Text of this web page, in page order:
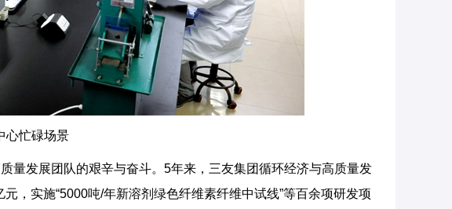
心忙碌场景
量发展团队的艰辛与奋斗。5年来，三友集团循环经济与高质量发
，实施“5000吨/年新溶剂绿色纤维素纤维中试线”等百余项研发项